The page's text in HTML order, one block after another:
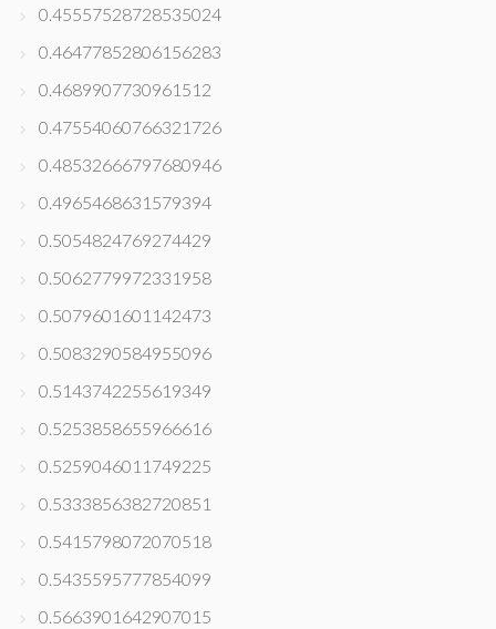
0.45557528728535024
0.46477852806156283
0.4689907730961512
0.47554060766321726
0.48532666797680946
0.4965468631579394
0.5054824769274429
0.5062779972331958
0.5079601601142473
0.5083290584955096
0.5143742255619349
0.5253858655966616
0.5259046011749225
0.5333856382720851
0.5415798072070518
0.5435595777854099
0.5663901642907015